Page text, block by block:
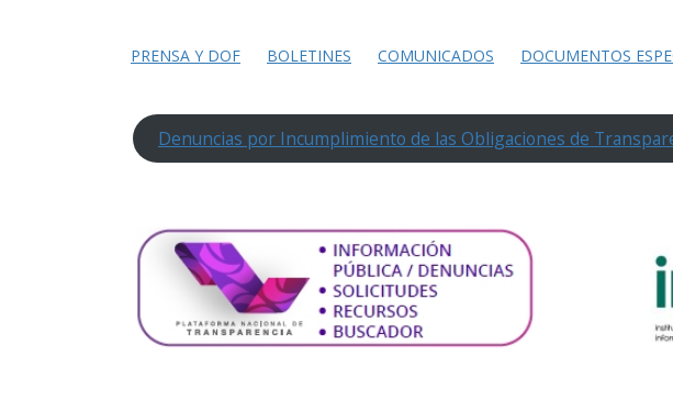
PRENSA Y DOF BOLETINES COMUNICADOS DOCUMENTOS
Denuncias por Incumplimiento de las Obligaciones de